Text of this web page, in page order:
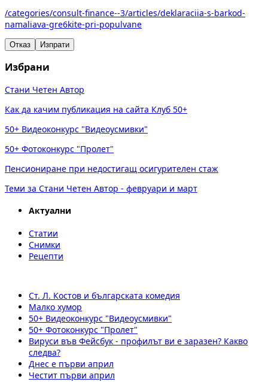
/categories/consult-finance--3/articles/deklaraciia-s-barkod-
namaliava-gre6kite-pri-populvane
Отказ Изпрати
Избрани
Стани Четен Автор
Как да качим публикация на сайта Клуб 50+
50+ Видеоконкурс "Видеоусмивки"
50+ Фотоконкурс "Пролет"
Пенсиониране при недостигащ осигурителен стаж
Теми за Стани Четен Автор - февруари и март
Актуални
Статии
Снимки
Рецепти
Ст. Л. Костов и българската комедия
Малко хумор
50+ Видеоконкурс "Видеоусмивки"
50+ Фотоконкурс "Пролет"
Вируси във Фейсбук - профилът ви е заразен? Какво
следва?
Днес е първи април
Честит първи април